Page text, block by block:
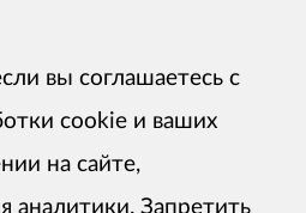
вы соглашаетесь с
cookie и ваших
на сайте,
аналитики. Запретить